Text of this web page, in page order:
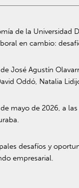
de la Universidad
en cambio:
deJosé Agustín
Oddó, Natalia
mayo de 2026, a
desafíos y
empresarial.